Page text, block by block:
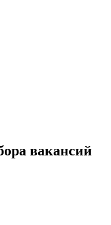
вакансий